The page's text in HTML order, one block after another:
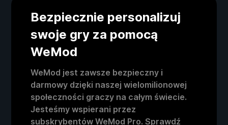
Bezpiecznie personalizuj
swoje gry za pomocą
WeMod
WeMod jest zawsze bezpieczny i
darmowy dzięki naszej wielomilionowej
społeczności graczy na całym świecie.
Jesteśmy wspierani przez
subskrybentów WeMod Pro. Sprawdź